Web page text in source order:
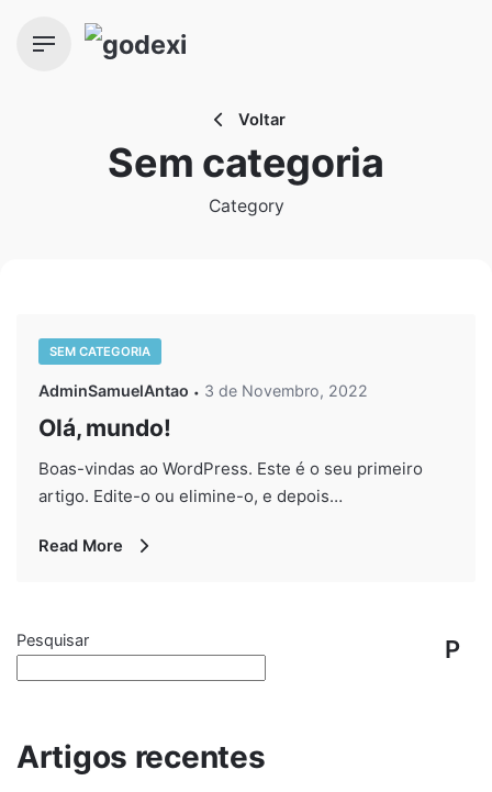
Voltar
Sem categoria
Category
SEM CATEGORIA
AdminSamuelAntao 3 de Novembro, 2022
Olá, mundo!
Boas-vindas ao WordPress. Este é o seu primeiro
artigo. Edite-o ou elimine-o, e depois…
Read More
Pesquisar
P
Artigos recentes